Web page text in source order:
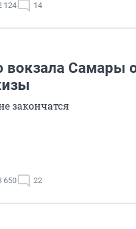
124 14
вокзала Самары
закончатся
650 22